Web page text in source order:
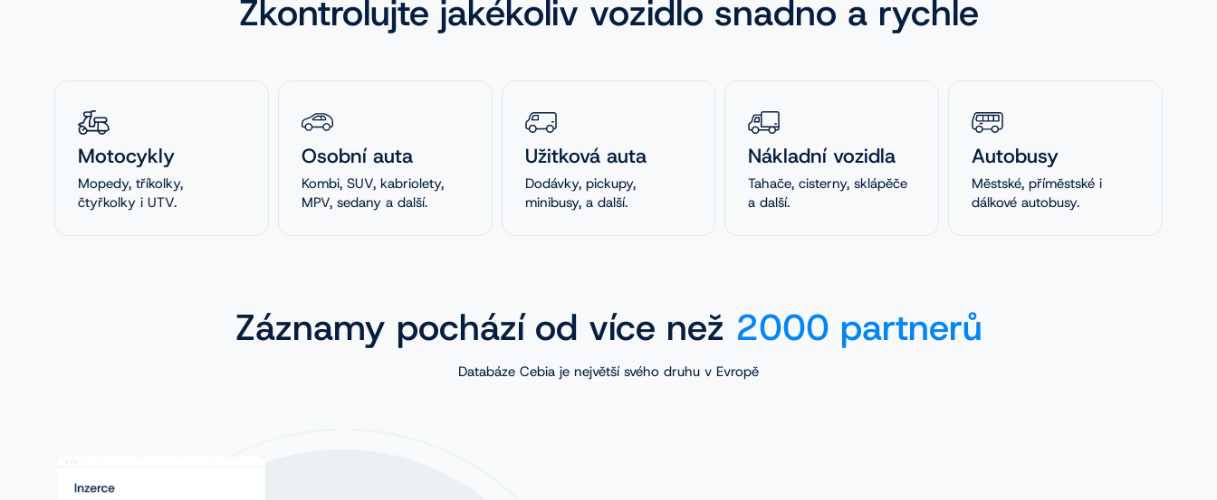
Zkontrolujte jakékoliv vozidlo snadno a rychle
Motocykly
Mopedy, tříkolky,
čtyřkolky i UTV.
Osobní auta
Kombi, SUV, kabriolety,
MPV, sedany a další.
Užitková auta
Dodávky, pickupy,
minibusy, a další.
Nákladní vozidla
Tahače, cisterny, sklápěče
a další.
Autobusy
Městské, příměstské i
dálkové autobusy.
Záznamy pochází od více než 2000 partnerů
Databáze Cebia je největší svého druhu v Evropě